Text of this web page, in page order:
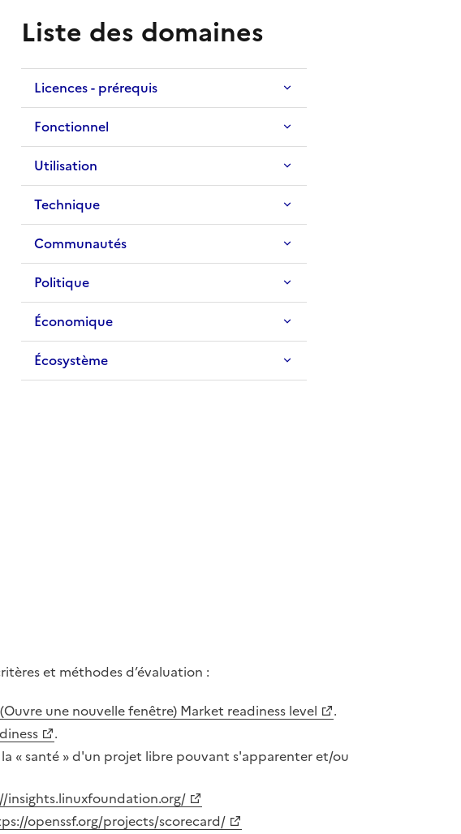
Liste des domaines
Licences - prérequis
Fonctionnel
Utilisation
Technique
Communautés
Politique
Économique
Écosystème
et méthodes d’évaluation :
(Ouvre une nouvelle fenêtre) Market readiness level
.
.
« santé » d'un projet libre pouvant s'apparenter et/ou
insights.linuxfoundation.org/
openssf.org/projects/scorecard/